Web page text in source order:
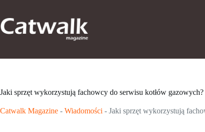
treści
Jaki sprzęt wykorzystują fachowcy do serwisu kotłów gazowych?
Catwalk Magazine - Wiadomości - Jaki sprzęt wykorzystują